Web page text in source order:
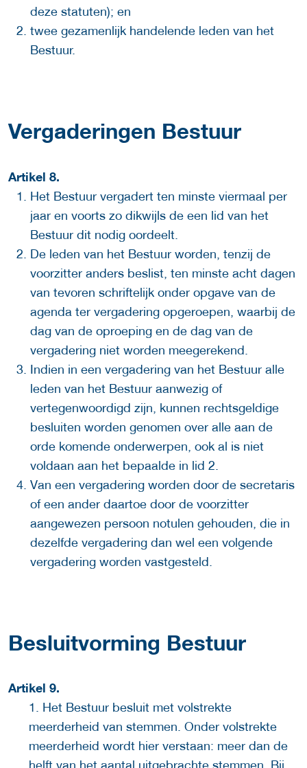
deze statuten); en
twee gezamenlijk handelende leden van het
Bestuur.
Vergaderingen Bestuur
Artikel 8.
Het Bestuur vergadert ten minste viermaal per
jaar en voorts zo dikwijls de een lid van het
Bestuur dit nodig oordeelt.
De leden van het Bestuur worden, tenzij de
voorzitter anders beslist, ten minste acht dagen
van tevoren schriftelijk onder opgave van de
agenda ter vergadering opgeroepen, waarbij de
dag van de oproeping en de dag van de
vergadering niet worden meegerekend.
Indien in een vergadering van het Bestuur alle
leden van het Bestuur aanwezig of
vertegenwoordigd zijn, kunnen rechtsgeldige
besluiten worden genomen over alle aan de
orde komende onderwerpen, ook al is niet
voldaan aan het bepaalde in lid 2.
Van een vergadering worden door de secretaris
of een ander daartoe door de voorzitter
aangewezen persoon notulen gehouden, die in
dezelfde vergadering dan wel een volgende
vergadering worden vastgesteld.
Besluitvorming Bestuur
Artikel 9.
1. Het Bestuur besluit met volstrekte
meerderheid van stemmen. Onder volstrekte
meerderheid wordt hier verstaan: meer dan de
helft van het aantal uitgebrachte stemmen. Bij